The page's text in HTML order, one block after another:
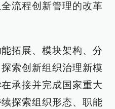
流程创新管理的改革
拓展、模块架构、分
索创新组织治理新模
承接并完成国家重大
探索组织形态、职能